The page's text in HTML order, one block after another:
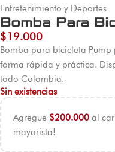
Entretenimiento y Deportes
Bomba Para
$19.000
Bomba para bicicleta
forma rápida y práctica.
todo Colombia.
Sin existencias
Agregue $200.000 al
mayorista!